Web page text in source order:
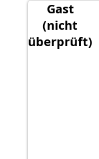
Gast
(nicht
überprüft)